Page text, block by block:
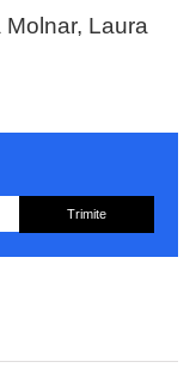
Laura
Trimite